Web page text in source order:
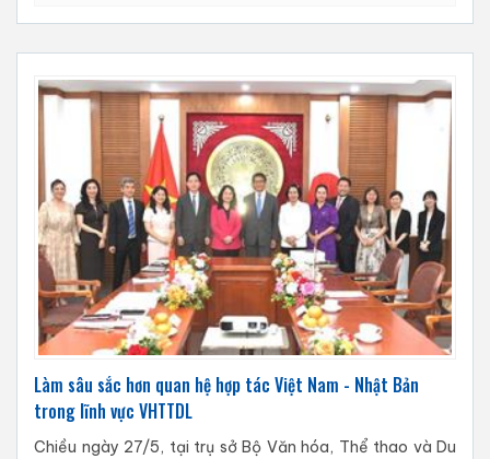
Làm sâu sắc hơn quan hệ hợp tác Việt Nam - Nhật Bản
trong lĩnh vực VHTTDL
Chiều ngày 27/5, tại trụ sở Bộ Văn hóa, Thể thao và Du